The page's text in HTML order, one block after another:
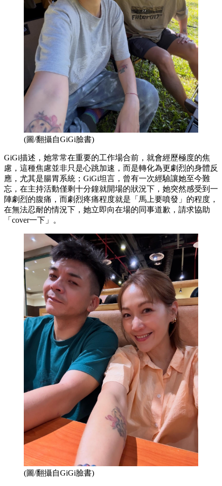
(圖/翻攝自GiGi臉書)
GiGi描述，她常常在重要的工作場合前，就會經歷極度的焦
慮，這種焦慮並非只是心跳加速，而是轉化為更劇烈的身體反
應，尤其是腸胃系統；GiGi坦言，曾有一次經驗讓她至今難
忘，在主持活動僅剩十分鐘就開場的狀況下，她突然感受到一
陣劇烈的腹痛，而劇烈疼痛程度就是「馬上要噴發」的程度，
在無法忍耐的情況下，她立即向在場的同事道歉，請求協助
「cover一下」。
(圖/翻攝自GiGi臉書)